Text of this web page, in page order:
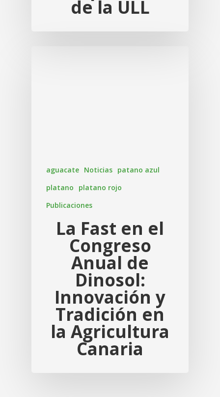
de la ULL
aguacate Noticias patano azul
platano
platano rojo
Publicaciones
La Fast en el
Congreso
Anual de
Dinosol:
Innovación y
Tradición en
la Agricultura
Canaria